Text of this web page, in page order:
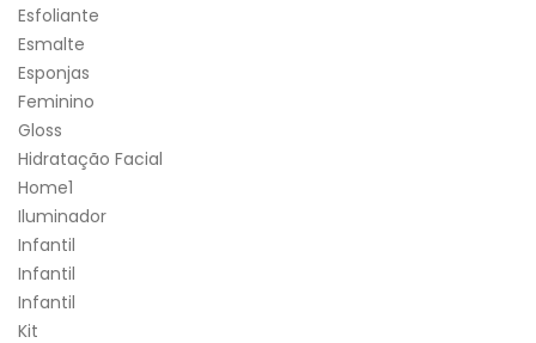
Esfoliante
Esmalte
Esponjas
Feminino
Gloss
Hidratação Facial
Home1
Iluminador
Infantil
Infantil
Infantil
Kit